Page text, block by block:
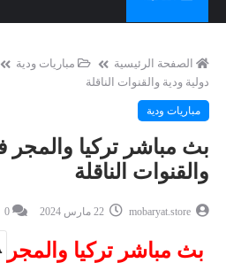
الصفحة الرئيسية مباريات ودية
دولية ودية والقنوات الناقلة
مباريات ودية
بث مباشر تركيا والمجر
والقنوات الناقلة
mobaryat.store
0
بث مباشر تركيا والمجر